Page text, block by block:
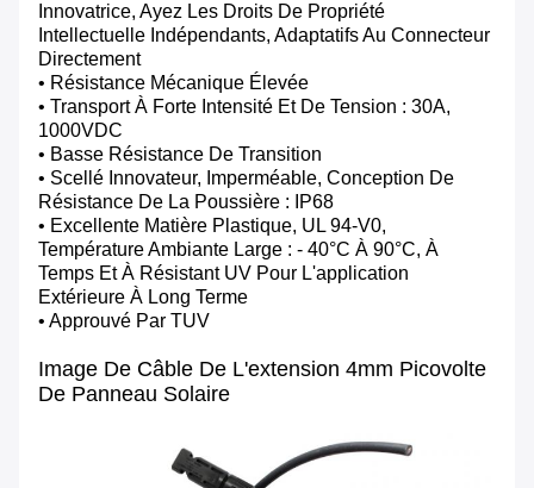
Innovatrice, Ayez Les Droits De Propriété
Intellectuelle Indépendants, Adaptatifs Au Connecteur
Directement
• Résistance Mécanique Élevée
• Transport À Forte Intensité Et De Tension : 30A,
1000VDC
• Basse Résistance De Transition
• Scellé Innovateur, Imperméable, Conception De
Résistance De La Poussière : IP68
• Excellente Matière Plastique, UL 94-V0,
Température Ambiante Large : - 40°c À 90°c, À
Temps Et À Résistant UV Pour L'application
Extérieure À Long Terme
• Approuvé Par TUV
Image De Câble De L'extension 4mm Picovolte
De Panneau Solaire